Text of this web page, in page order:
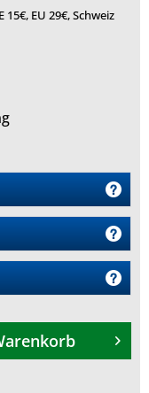
EU 29€, Schweiz